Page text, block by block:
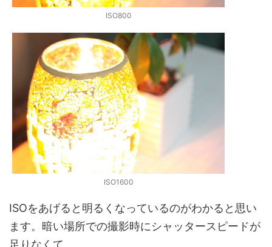
ISO800
ISO1600
ISOをあげると明るくなっているのがわかると思い
ます。暗い場所での撮影時にシャッタースピードが
足りなくて